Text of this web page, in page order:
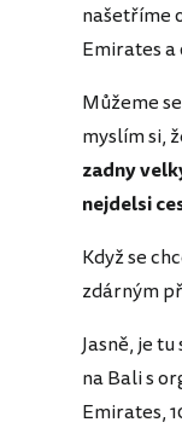
našetříme
Emirates a
Můžeme
myslím si,
zadny
nejdelsi
Když se
zdárným
Jasně, je
na Bali s
Emirates,